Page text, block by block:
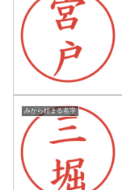
みから始まる名字